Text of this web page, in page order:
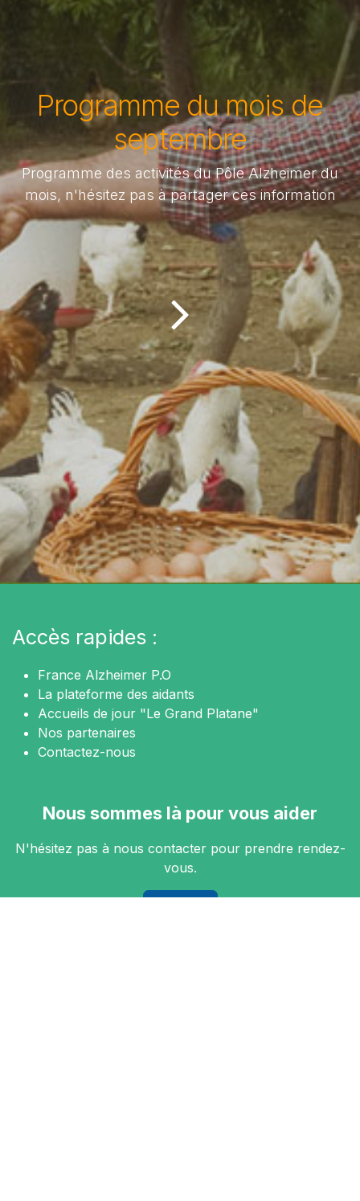
Programme du mois de
septembre
Programme des activités du Pôle Alzheimer du
mois, n'hésitez pas à partager ces information
Accès rapides :
France Alzheimer P.O
La plateforme des aidants
Accueils de jour "Le Grand Platane"
Nos partenaires
Contactez-nous
Nous sommes là pour vous aider
N'hésitez pas à nous contacter pour prendre rendez-
vous.